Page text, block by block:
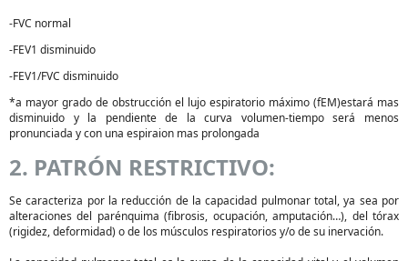
-FVC normal
-FEV1 disminuido
-FEV1/FVC disminuido
*a mayor grado de obstrucción el lujo espiratorio máximo (fEM)estará mas
disminuido y la pendiente de la curva volumen-tiempo será menos
pronunciada y con una espiraion mas prolongada
2. PATRÓN RESTRICTIVO:
Se caracteriza por la reducción de la capacidad pulmonar total, ya sea por
alteraciones del parénquima (fibrosis, ocupación, amputación…), del tórax
(rigidez, deformidad) o de los músculos respiratorios y/o de su inervación.